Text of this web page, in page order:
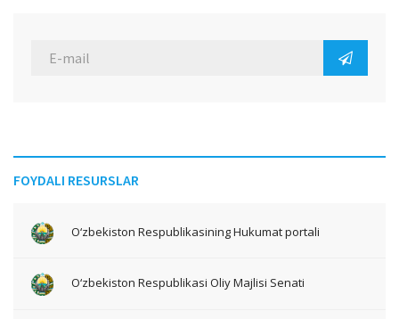
FOYDALI RESURSLAR
O‘zbekiston Respublikasining Hukumat portali
O‘zbekiston Respublikasi Oliy Majlisi Senati